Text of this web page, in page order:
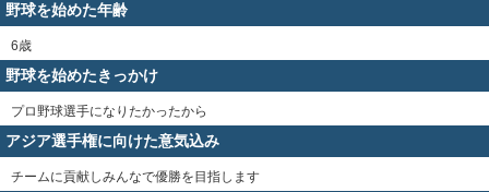
野球を始めた年齢
6歳
野球を始めたきっかけ
プロ野球選手になりたかったから
アジア選手権に向けた意気込み
チームに貢献しみんなで優勝を目指します